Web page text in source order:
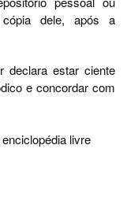
cópia dele, após a
declara estar ciente
e concordar com